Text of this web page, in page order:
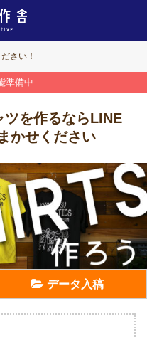
さい！
準備中
ツを作るならLINE
かせください
データ入稿